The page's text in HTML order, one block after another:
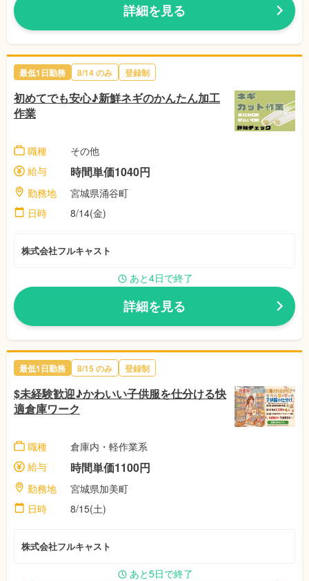
詳細を見る
最低1日勤務 8/14 のみ 登録制
初めてでも安心♪新鮮ネギのかんたん加工
作業
職種
その他
給与
時間単価1040円
勤務地
宮城県涌谷町
日時
8/14(金)
株式会社フルキャスト
あと4日で終了
詳細を見る
最低1日勤務 8/15 のみ 登録制
$未経験歓迎♪かわいい子供服を仕分ける快
適倉庫ワーク
職種
倉庫内・軽作業系
給与
時間単価1100円
勤務地
宮城県加美町
日時
8/15(土)
株式会社フルキャスト
あと5日で終了